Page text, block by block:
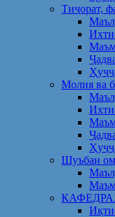
Тиҷорат,
Молия ва
Шуъбаи